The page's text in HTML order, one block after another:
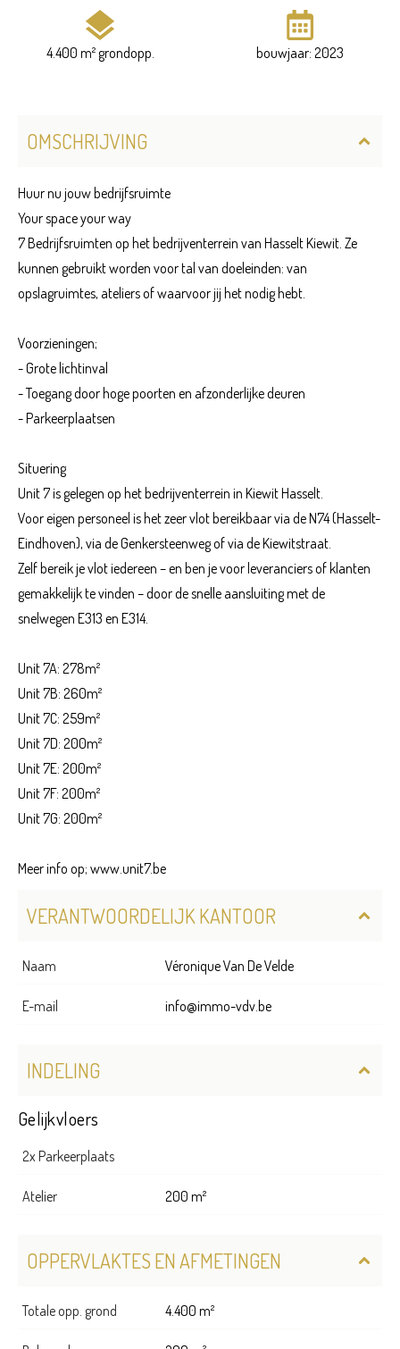
4.400 m² grondopp. bouwjaar: 2023
OMSCHRIJVING
Huur nu jouw bedrijfsruimte
Your space your way
7 Bedrijfsruimten op het bedrijventerrein van Hasselt Kiewit. Ze
kunnen gebruikt worden voor tal van doeleinden: van
opslagruimtes, ateliers of waarvoor jij het nodig hebt.
Voorzieningen;
- Grote lichtinval
- Toegang door hoge poorten en afzonderlijke deuren
- Parkeerplaatsen
Situering
Unit 7 is gelegen op het bedrijventerrein in Kiewit Hasselt.
Voor eigen personeel is het zeer vlot bereikbaar via de N74 (Hasselt-
Eindhoven), via de Genkersteenweg of via de Kiewitstraat.
Zelf bereik je vlot iedereen – en ben je voor leveranciers of klanten
gemakkelijk te vinden – door de snelle aansluiting met de
snelwegen E313 en E314.
Unit 7A: 278m²
Unit 7B: 260m²
Unit 7C: 259m²
Unit 7D: 200m²
Unit 7E: 200m²
Unit 7F: 200m²
Unit 7G: 200m²
Meer info op; www.unit7.be
VERANTWOORDELIJK KANTOOR
Naam Véronique Van De Velde
E-mail info@immo-vdv.be
INDELING
Gelijkvloers
2x Parkeerplaats
Atelier 200 m²
OPPERVLAKTES EN AFMETINGEN
Totale opp. grond 4.400 m²